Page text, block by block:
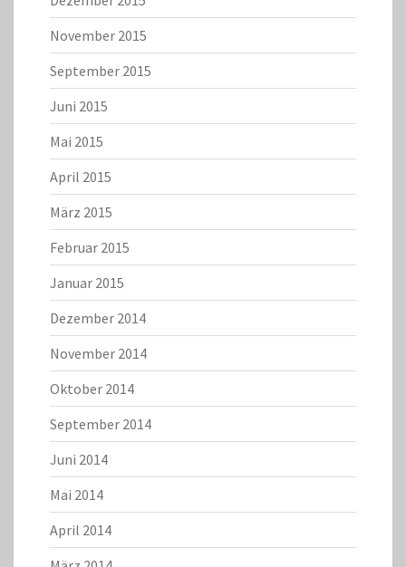
November 2015
September 2015
Juni 2015
Mai 2015
April 2015
März 2015
Februar 2015
Januar 2015
Dezember 2014
November 2014
Oktober 2014
September 2014
Juni 2014
Mai 2014
April 2014